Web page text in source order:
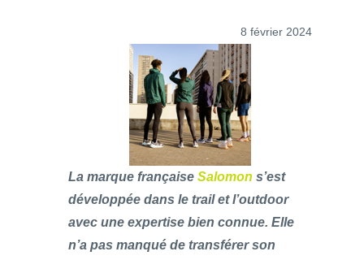
8 février 2024
La marque française Salomon s’est
développée dans le trail et l’outdoor
avec une expertise bien connue. Elle
n’a pas manqué de transférer son